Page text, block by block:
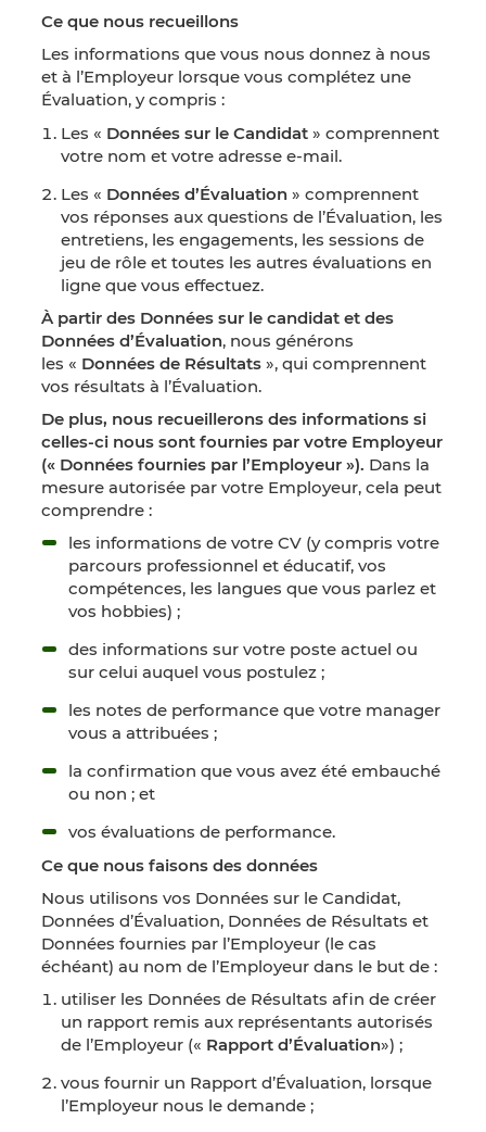
Ce que nous recueillons
Les informations que vous nous donnez à nous
et à l’Employeur lorsque vous complétez une
Évaluation, y compris :
Les « Données sur le Candidat » comprennent
votre nom et votre adresse e-mail.
Les « Données d’Évaluation » comprennent
vos réponses aux questions de l’Évaluation, les
entretiens, les engagements, les sessions de
jeu de rôle et toutes les autres évaluations en
ligne que vous effectuez.
À partir des Données sur le candidat et des
Données d’Évaluation, nous générons
les « Données de Résultats », qui comprennent
vos résultats à l’Évaluation.
De plus, nous recueillerons des informations si
celles-ci nous sont fournies par votre Employeur
(« Données fournies par l’Employeur »). Dans la
mesure autorisée par votre Employeur, cela peut
comprendre :
les informations de votre CV (y compris votre
parcours professionnel et éducatif, vos
compétences, les langues que vous parlez et
vos hobbies) ;
des informations sur votre poste actuel ou
sur celui auquel vous postulez ;
les notes de performance que votre manager
vous a attribuées ;
la confirmation que vous avez été embauché
ou non ; et
vos évaluations de performance.
Ce que nous faisons des données
Nous utilisons vos Données sur le Candidat,
Données d’Évaluation, Données de Résultats et
Données fournies par l’Employeur (le cas
échéant) au nom de l’Employeur dans le but de :
utiliser les Données de Résultats afin de créer
un rapport remis aux représentants autorisés
de l’Employeur (« Rapport d’Évaluation») ;
vous fournir un Rapport d’Évaluation, lorsque
l’Employeur nous le demande ;